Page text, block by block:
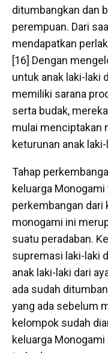
ditumbangkan dan
perempuan. Dari
mendapatkan
[16] Dengan
untuk anak laki-laki
memiliki sarana
serta budak,
mulai menciptakan
keturunan anak laki-
Tahap
keluarga
perkembangan dari
monogami ini
suatu peradaban.
supremasi laki-laki
anak laki-laki dari
ada sudah
yang ada sebelum
kelompok sudah
keluarga